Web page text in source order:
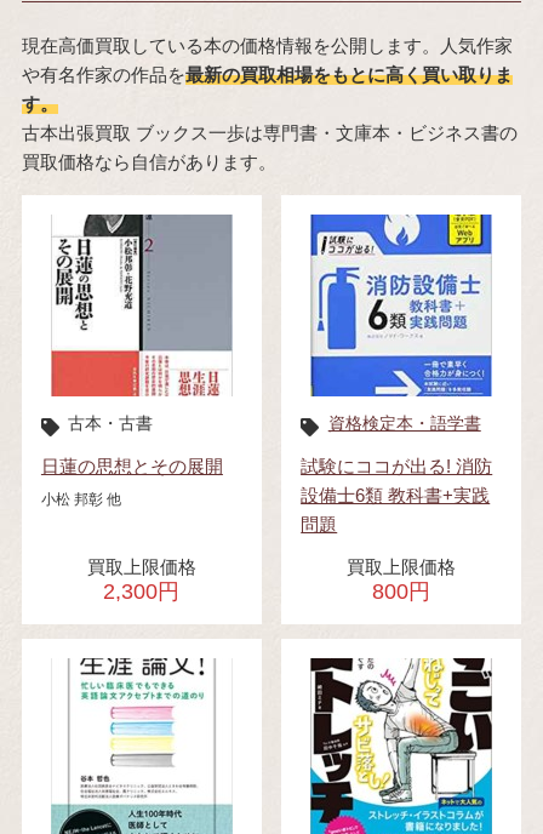
現在高価買取している本の価格情報を公開します。人気作家
や有名作家の作品を最新の買取相場をもとに高く買い取りま
す。
古本出張買取 ブックス一歩は専門書・文庫本・ビジネス書の
買取価格なら自信があります。
古本・古書
日蓮の思想とその展開
小松 邦彰 他
買取上限価格
2,300円
資格検定本・語学書
試験にココが出る! 消防
設備士6類 教科書+実践
問題
買取上限価格
800円